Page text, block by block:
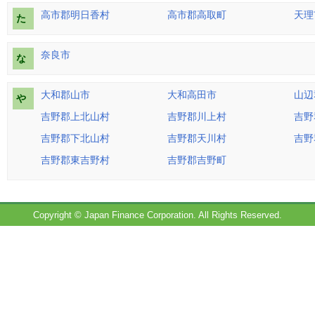
た 高市郡明日香村 高市郡高取町 天
な 奈良市
や 大和郡山市 大和高田市
山
吉野郡上北山村
吉野郡川上村
吉
吉野郡下北山村
吉野郡天川村
吉
吉野郡東吉野村
吉野郡吉野町
Copyright © Japan Finance Corporation. All Rights Reserved.